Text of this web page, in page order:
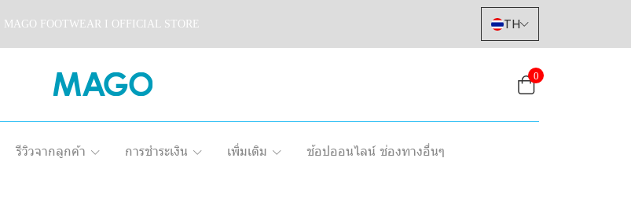
MAGO FOOTWEAR I OFFICIAL STORE TH
0
รีวิวจากลูกค้า การชำระเงิน เพิ่มเติม ช้อปออนไลน์ ช่องทางอื่นๆ